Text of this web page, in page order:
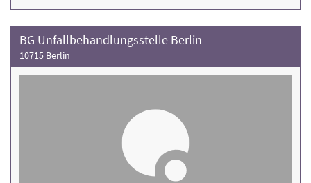
BG Unfallbehandlungsstelle Berlin
10715 Berlin